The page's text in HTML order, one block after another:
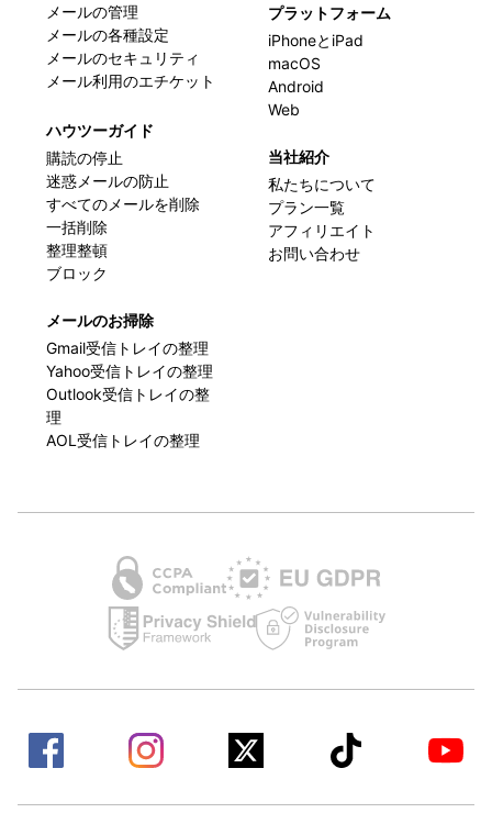
メールの管理
メールの各種設定
メールのセキュリティ
メール利用のエチケット
ハウツーガイド
購読の停止
迷惑メールの防止
すべてのメールを削除
一括削除
整理整頓
ブロック
メールのお掃除
Gmail受信トレイの整理
Yahoo受信トレイの整理
Outlook受信トレイの整
理
AOL受信トレイの整理
プラットフォーム
iPhoneとiPad
macOS
Android
Web
当社紹介
私たちについて
プラン一覧
アフィリエイト
お問い合わせ